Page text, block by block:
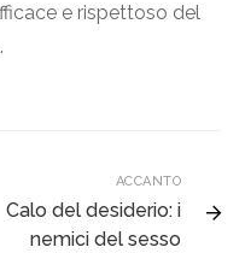
e rispettoso del
ACCANTO
Calo del desiderio: i
nemici del sesso